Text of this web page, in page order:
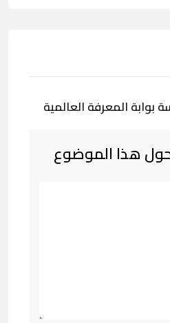
بوابة المعرفة العالمية
هذا الموضوع